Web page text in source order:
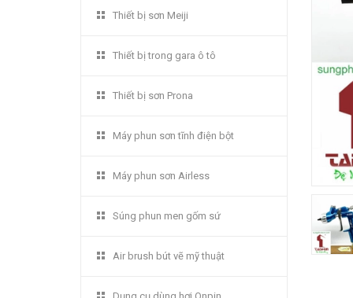
Thiết bị sơn Meiji
Thiết bị trong gara ô tô
Thiết bị sơn Prona
Máy phun sơn tĩnh điện bột
Máy phun sơn Airless
Súng phun men gốm sứ
Air brush bút vẽ mỹ thuật